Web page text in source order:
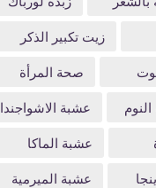
زيت تكبير الذكر
صحة المرأة
عشبة الاشواجندا
عشبة الماكا
عشبة الميرمية